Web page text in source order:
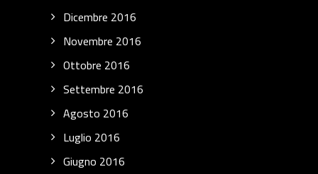
Dicembre 2016
Novembre 2016
Ottobre 2016
Settembre 2016
Agosto 2016
Luglio 2016
Giugno 2016